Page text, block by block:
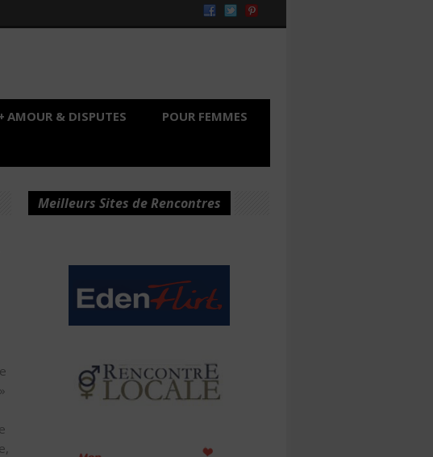
AMOUR & DISPUTES POUR FEMMES
Meilleurs Sites de Rencontres